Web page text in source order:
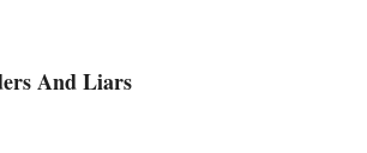
And Liars